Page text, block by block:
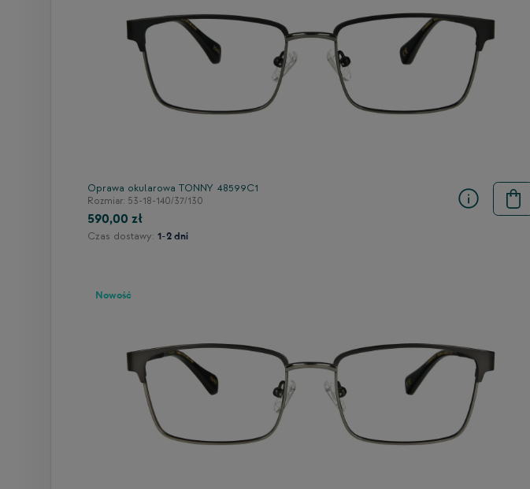
Oprawa okularowa TONNY 48599C1
Rozmiar: 53-18-140/37/130
590,00 zł
Czas dostawy: 1-2 dni
Nowość